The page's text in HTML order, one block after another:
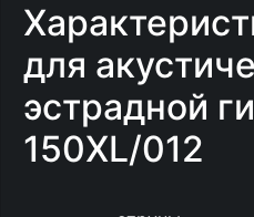
для
эстрадной
150XL/012